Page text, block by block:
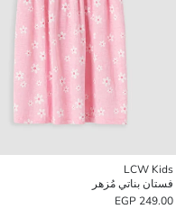
LCW Kids
فستان بناتي مُزهر
249.00 EGP